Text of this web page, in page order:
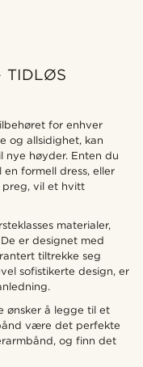
TIDLØS
for enhver
og allsidighet, kan
høyder. Enten du
formell dress, eller
preg, vil et hvitt
materialer,
er designet med
tiltrekke seg
sofistikerte design, er
ønsker å legge til et
være det perfekte
og finn det